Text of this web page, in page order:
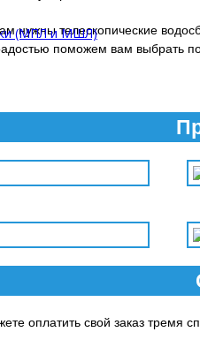
(МПЛ и МШЛ)
нужны телескопические
поможем вам выбрать
оплатить свой заказ тремя